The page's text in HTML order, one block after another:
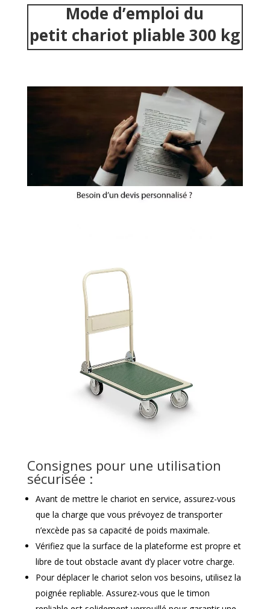
Mode d’emploi du
petit chariot pliable 300 kg
Consignes pour une utilisation
sécurisée :
Avant de mettre le chariot en service, assurez-vous
que la charge que vous prévoyez de transporter
n’excède pas sa capacité de poids maximale.
Vérifiez que la surface de la plateforme est propre et
libre de tout obstacle avant d’y placer votre charge.
Pour déplacer le chariot selon vos besoins, utilisez la
poignée repliable. Assurez-vous que le timon